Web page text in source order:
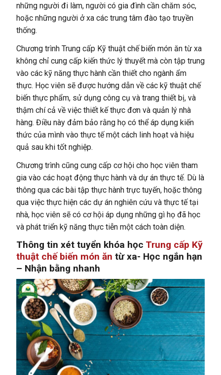
những người đi làm, người có gia đình cần chăm sóc,
hoặc những người ở xa các trung tâm đào tạo truyền
thống.
Chương trình Trung cấp Kỹ thuật chế biến món ăn từ xa
không chỉ cung cấp kiến thức lý thuyết mà còn tập trung
vào các kỹ năng thực hành cần thiết cho ngành ẩm
thực. Học viên sẽ được hướng dẫn về các kỹ thuật chế
biến thực phẩm, sử dụng công cụ và trang thiết bị, và
thậm chí cả về việc thiết kế thực đơn và quản lý nhà
hàng. Điều này đảm bảo rằng họ có thể áp dụng kiến
thức của mình vào thực tế một cách linh hoạt và hiệu
quả sau khi tốt nghiệp.
Chương trình cũng cung cấp cơ hội cho học viên tham
gia vào các hoạt động thực hành và dự án thực tế. Dù là
thông qua các bài tập thực hành trực tuyến, hoặc thông
qua việc thực hiện các dự án nghiên cứu và thực tế tại
nhà, học viên sẽ có cơ hội áp dụng những gì họ đã học
và phát triển kỹ năng thực tiễn một cách toàn diện.
Thông tin xét tuyển khóa học Trung cấp Kỹ
thuật chế biến món ăn từ xa- Học ngắn hạn
– Nhận bằng nhanh